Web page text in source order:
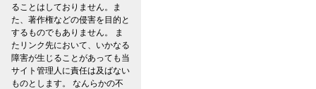
ることはしておりません。ま
た、著作権などの侵害を目的と
するものでもありません。 ま
たリンク先において、いかなる
障害が生じることがあっても当
サイト管理人に責任は及ばない
ものとします。 なんらかの不